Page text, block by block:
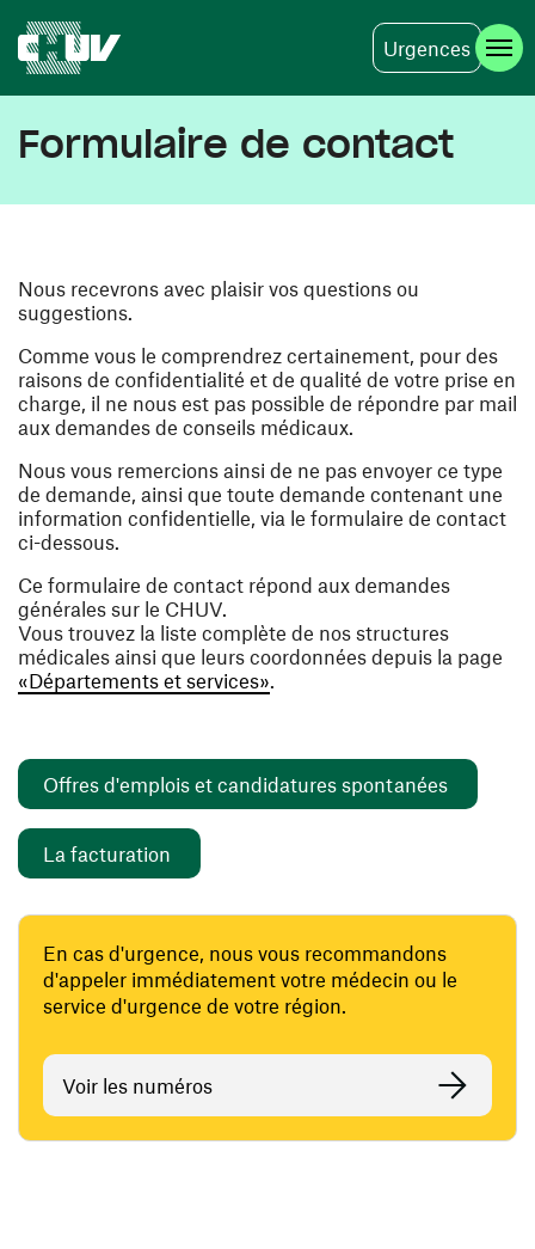
Urgences
Formulaire de contact
Nous recevrons avec plaisir vos questions ou
suggestions.
Comme vous le comprendrez certainement, pour des
raisons de confidentialité et de qualité de votre prise en
charge, il ne nous est pas possible de répondre par mail
aux demandes de conseils médicaux.
Nous vous remercions ainsi de ne pas envoyer ce type
de demande, ainsi que toute demande contenant une
information confidentielle, via le formulaire de contact
ci-dessous.
Ce formulaire de contact répond aux demandes
générales sur le CHUV.
Vous trouvez la liste complète de nos structures
médicales ainsi que leurs coordonnées depuis la page
«Départements et services».
Offres d'emplois et candidatures spontanées
La facturation
En cas d'urgence, nous vous recommandons
d'appeler immédiatement votre médecin ou le
service d'urgence de votre région.
Voir les numéros